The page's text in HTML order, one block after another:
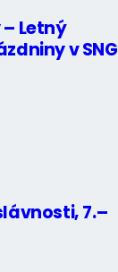
Letný
v SNG
7.–